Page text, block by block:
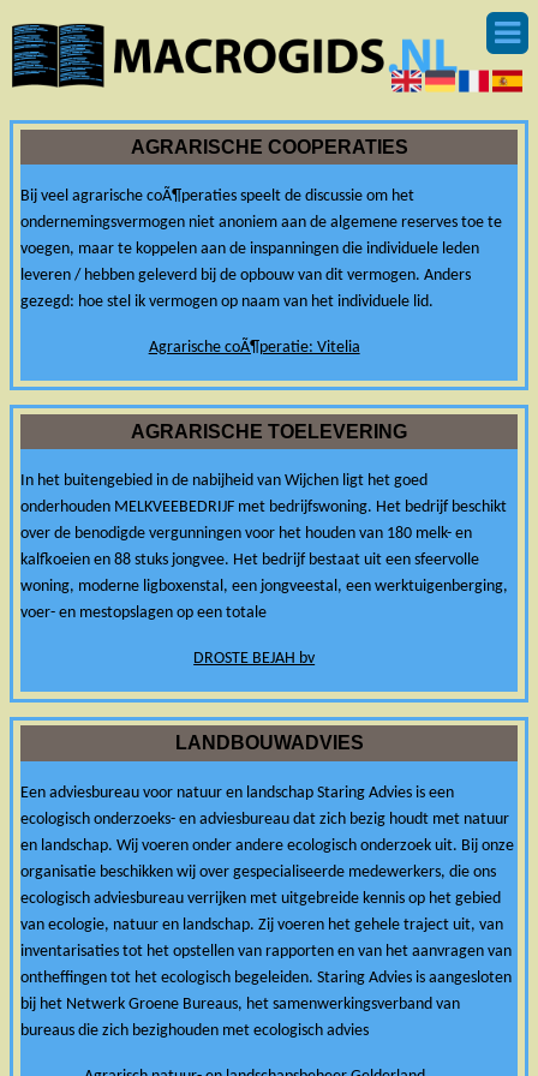
AGRARISCHE COOPERATIES
Bij veel agrarische coÃ¶peraties speelt de discussie om het
ondernemingsvermogen niet anoniem aan de algemene reserves toe te
voegen, maar te koppelen aan de inspanningen die individuele leden
leveren / hebben geleverd bij de opbouw van dit vermogen. Anders
gezegd: hoe stel ik vermogen op naam van het individuele lid.
Agrarische coÃ¶peratie: Vitelia
AGRARISCHE TOELEVERING
In het buitengebied in de nabijheid van Wijchen ligt het goed
onderhouden MELKVEEBEDRIJF met bedrijfswoning. Het bedrijf beschikt
over de benodigde vergunningen voor het houden van 180 melk- en
kalfkoeien en 88 stuks jongvee. Het bedrijf bestaat uit een sfeervolle
woning, moderne ligboxenstal, een jongveestal, een werktuigenberging,
voer- en mestopslagen op een totale
DROSTE BEJAH bv
LANDBOUWADVIES
Een adviesbureau voor natuur en landschap Staring Advies is een
ecologisch onderzoeks- en adviesbureau dat zich bezig houdt met natuur
en landschap. Wij voeren onder andere ecologisch onderzoek uit. Bij onze
organisatie beschikken wij over gespecialiseerde medewerkers, die ons
ecologisch adviesbureau verrijken met uitgebreide kennis op het gebied
van ecologie, natuur en landschap. Zij voeren het gehele traject uit, van
inventarisaties tot het opstellen van rapporten en van het aanvragen van
ontheffingen tot het ecologisch begeleiden. Staring Advies is aangesloten
bij het Netwerk Groene Bureaus, het samenwerkingsverband van
bureaus die zich bezighouden met ecologisch advies